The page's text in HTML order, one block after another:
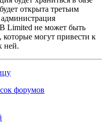
открыта третьим
Limited не может быть
которые могут привести к
ней.
форумов